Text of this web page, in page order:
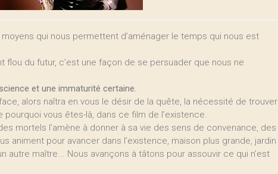
qui nous permettent d’aménager le temps qui nous est
flou du futur, c’est une façon de se persuader que nous ne
et une immaturité certaine.
alors naîtra en vous le désir de la quête, la nécessité de trouver
vous êtes-là, dans ce film de l’existence.
mortels l’amène à donner à sa vie des sens de convenance, des
animent pour avancer dans l’existence, maison plus grande, jardin
autre maître... Nous avançons à tâtons pour assouvir ce qui n’est